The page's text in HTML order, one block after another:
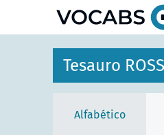
Tesauro
Alfabético